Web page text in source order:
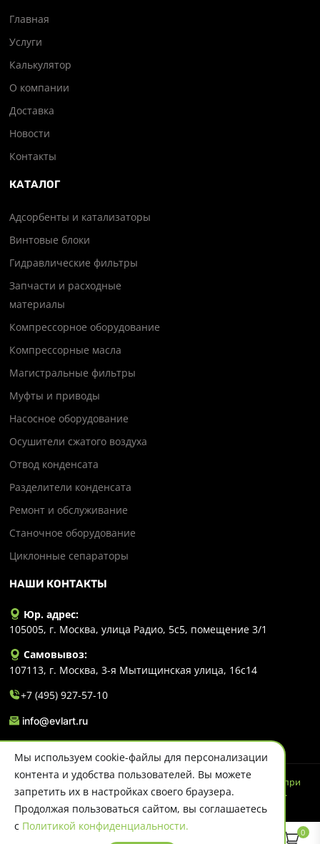
0
Главная
Услуги
Калькулятор
О компании
Доставка
Новости
Контакты
КАТАЛОГ
Адсорбенты и катализаторы
Винтовые блоки
Гидравлические фильтры
Запчасти и расходные
материалы
Компрессорное оборудование
Компрессорные масла
Магистральные фильтры
Муфты и приводы
Насосное оборудование
Осушители сжатого воздуха
Отвод конденсата
Разделители конденсата
Ремонт и обслуживание
Станочное оборудование
Циклонные сепараторы
НАШИ КОНТАКТЫ
Юр. адрес:
105005, г. Москва, улица Радио, 5с5, помещение 3/1
Самовывоз:
107113, г. Москва, 3-я Мытищинская улица, 16с14
+7 (495) 927-57-10
info@evlart.ru
© 2026 Evlart. Сайт несет информационный характер и ни при
каких обстоятельствах не является публичной офертой.
Политика конфиденциальности
Мы используем cookie-файлы для персонализации
контента и удобства пользователей. Вы можете
запретить их в настройках своего браузера.
Продолжая пользоваться сайтом, вы соглашаетесь
с Политикой конфиденциальности.